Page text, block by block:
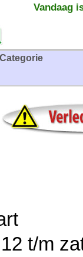
Vandaag
Categorie
12 t/m